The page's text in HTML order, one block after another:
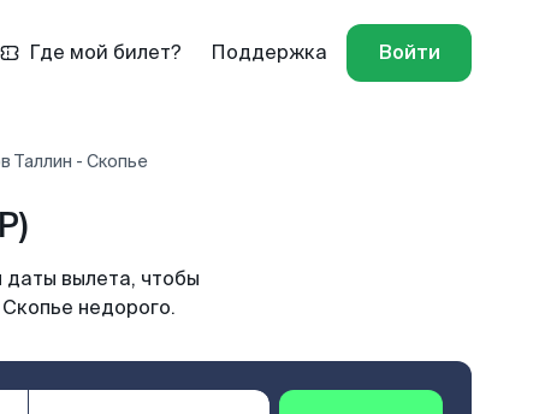
Где мой билет? Поддержка Войти
Таллин - Скопье
вылета, чтобы
недорого.